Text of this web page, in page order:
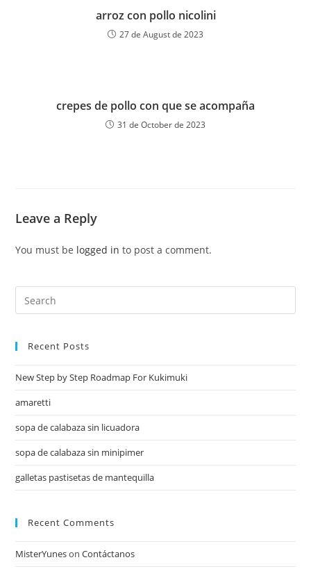
arroz con pollo nicolini
27 de August de 2023
crepes de pollo con que se acompaña
31 de October de 2023
Leave a Reply
You must be logged in to post a comment.
Recent Posts
New Step by Step Roadmap For Kukimuki
amaretti
sopa de calabaza sin licuadora
sopa de calabaza sin minipimer
galletas pastisetas de mantequilla
Recent Comments
MisterYunesonContáctanos